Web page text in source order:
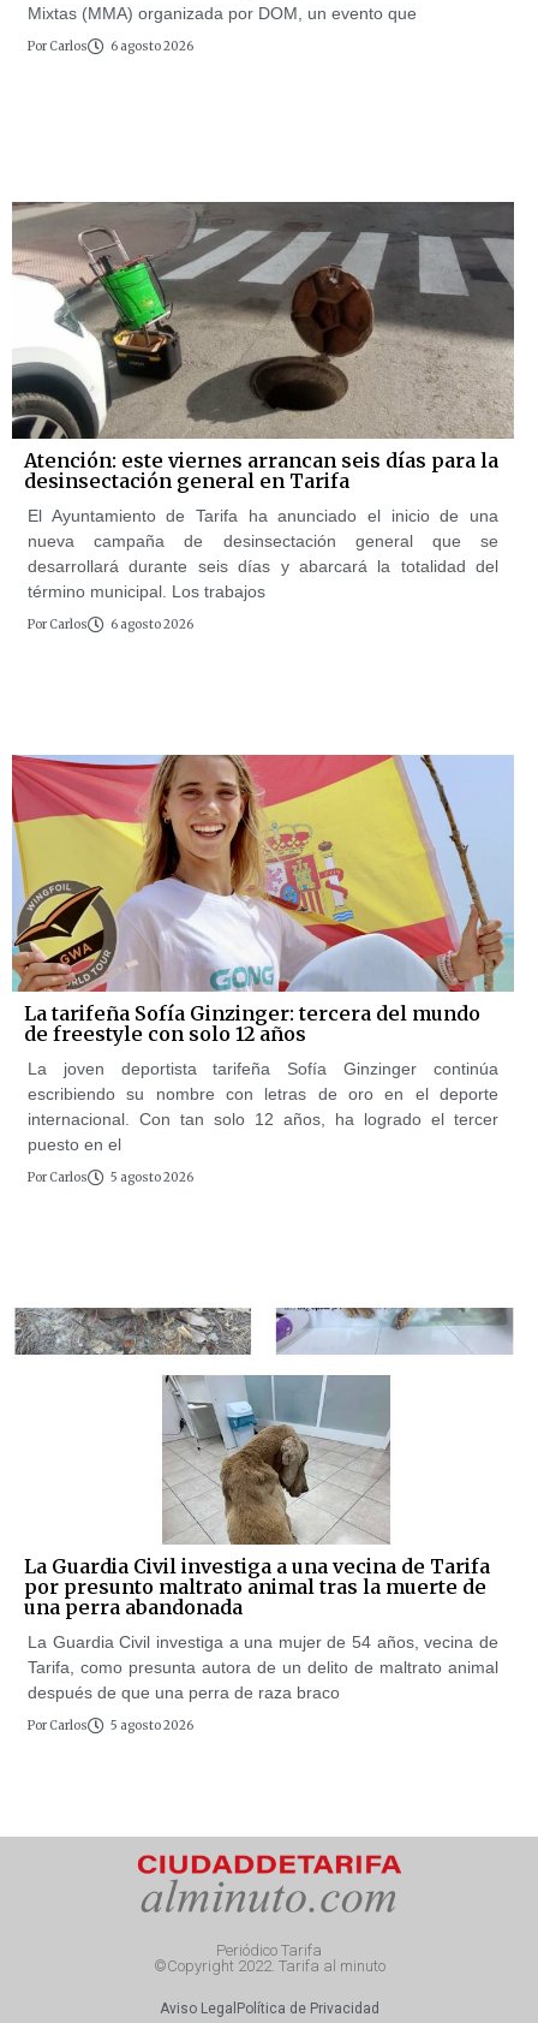
Mixtas (MMA) organizada por DOM, un evento que
Por Carlos 6 agosto 2026
Atención: este viernes arrancan seis días para la
desinsectación general en Tarifa
El Ayuntamiento de Tarifa ha anunciado el inicio de una
nueva campaña de desinsectación general que se
desarrollará durante seis días y abarcará la totalidad del
término municipal. Los trabajos
Por Carlos 6 agosto 2026
La tarifeña Sofía Ginzinger: tercera del mundo
de freestyle con solo 12 años
La joven deportista tarifeña Sofía Ginzinger continúa
escribiendo su nombre con letras de oro en el deporte
internacional. Con tan solo 12 años, ha logrado el tercer
puesto en el
Por Carlos 5 agosto 2026
La Guardia Civil investiga a una vecina de Tarifa
por presunto maltrato animal tras la muerte de
una perra abandonada
La Guardia Civil investiga a una mujer de 54 años, vecina de
Tarifa, como presunta autora de un delito de maltrato animal
después de que una perra de raza braco
Por Carlos 5 agosto 2026
Periódico Tarifa
©Copyright 2022. Tarifa al minuto
Aviso Legal Política de Privacidad